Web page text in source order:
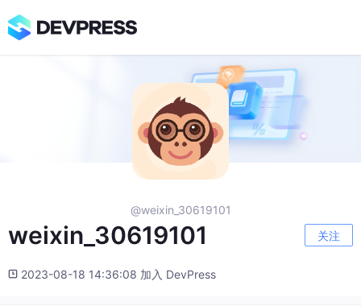
@weixin_30619101
weixin_30619101 关注
2023-08-18 14:36:08 加入 DevPress